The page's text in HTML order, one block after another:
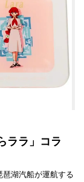
ララ」コラ
湖汽船が運航する